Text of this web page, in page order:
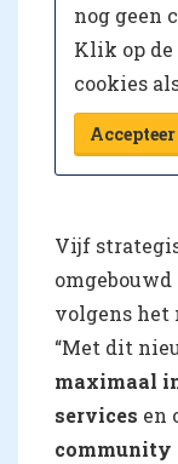
nog geen
Klik op de
cookies
Accepteer
Vijf
volgens het
“Met dit
maximaal
services en
community